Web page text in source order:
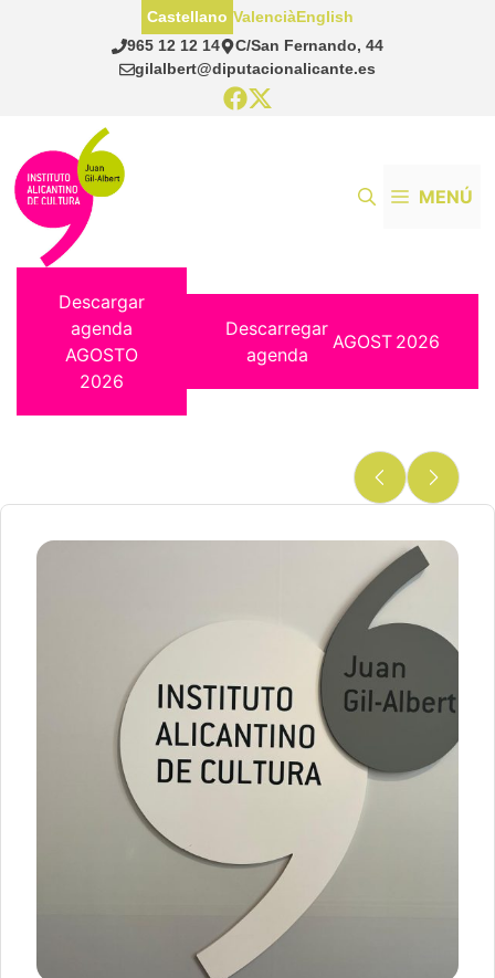
965 12 12 14
C/San Fernando, 44
gilalbert@diputacionalicante.es
Castellano ValenciàEnglish
MENÚ
Descargar
agenda
AGOSTO
2026
Descarregar
agenda
AGOST 2026